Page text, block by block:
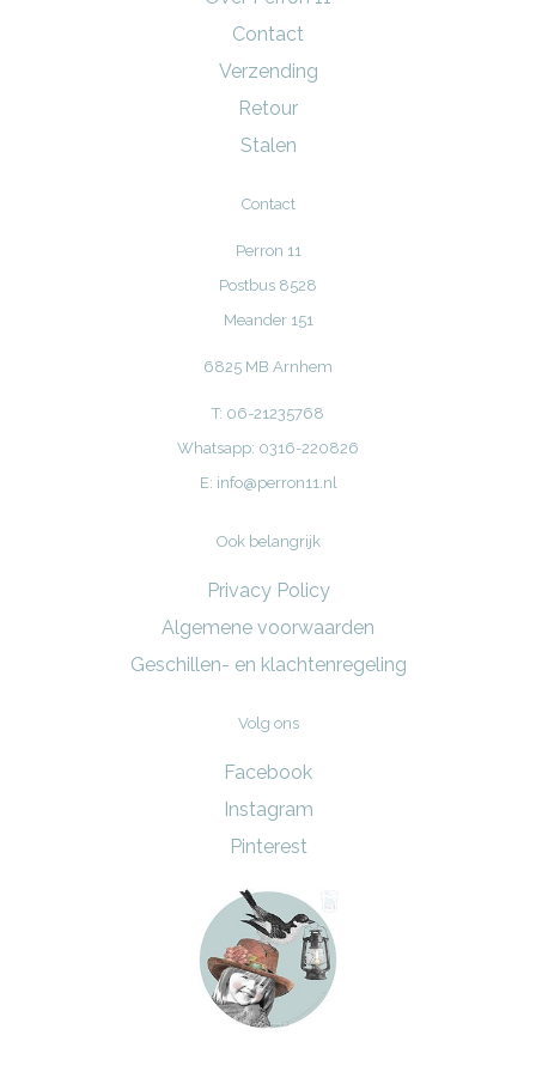
Contact
Verzending
Retour
Stalen
Contact
Perron 11
Postbus 8528
Meander 151
6825 MB Arnhem
T: 06-21235768
Whatsapp: 0316-220826
E: info@perron11.nl
Ook belangrijk
Privacy Policy
Algemene voorwaarden
Geschillen- en klachtenregeling
Volg ons
Facebook
Instagram
Pinterest